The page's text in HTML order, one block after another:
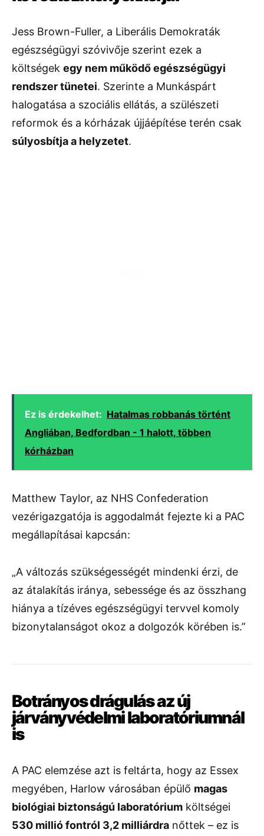
Jess Brown-Fuller, a Liberális Demokraták
egészségügyi szóvivője szerint ezek a
költségek egy nem működőegészségügyi
rendszertünetei. Szerinte a Munkáspárt
halogatása a szociális ellátás, a szülészeti
reformok és a kórházak újjáépítése terén csak
súlyosbítjaa helyzetet.
Ez is érdekelhet: Hatalmas robbanás történt
Angliában, Bedfordban - 1 halott, többen
kórházban
Matthew Taylor, az NHS Confederation
vezérigazgatója is aggodalmát fejezte ki a PAC
megállapításai kapcsán:
„A változás szükségességét mindenki érzi, de
az átalakítás iránya, sebessége és az összhang
hiánya a tízéves egészségügyi tervvel komoly
bizonytalanságot okoz a dolgozók körében is.”
Botrányosdrágulásazúj
járványvédelmilaboratóriumnál
is
A PAC elemzése azt is feltárta, hogy az Essex
megyében, Harlow városában épülő magas
biológiai biztonságú laboratórium költségei
530 milliófontról 3,2 milliárdra nőttek – ez is